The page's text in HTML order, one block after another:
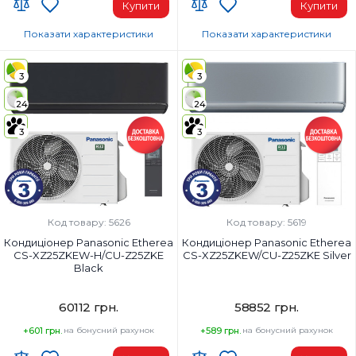
Купити
Wi-Fi модуль:
Wi-Fi (вбудований)
Площа приміщення, м²:
42
Потужність, BTU:
15000
Клас енергоспоживання (охолодження):
A++
Колір внутрішнього блоку:
Показати характеристики
Купити
Wi-Fi модуль:
Wi-Fi (вбудований)
Площа приміщення, м²:
35
Потужність, BTU:
12000
Клас енергоспоживання
A+++
Колір внутрішнього блоку:
Показати характеристики
3
24
3
Код товару: 5626
Кондиціонер Panasonic Etherea
CS-XZ25ZKEW-H/CU-Z25ZKE
Black
60112 грн.
+601 грн. на бонусний рахунок
3
24
3
Код товару: 5619
Кондиціонер Panasonic Etherea
CS-XZ25ZKEW/CU-Z25ZKE Silver
58852 грн.
+589 грн. на бонусний рахунок